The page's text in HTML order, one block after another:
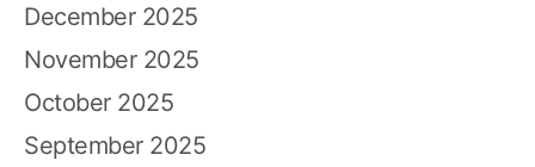
December 2025
November 2025
October 2025
September 2025